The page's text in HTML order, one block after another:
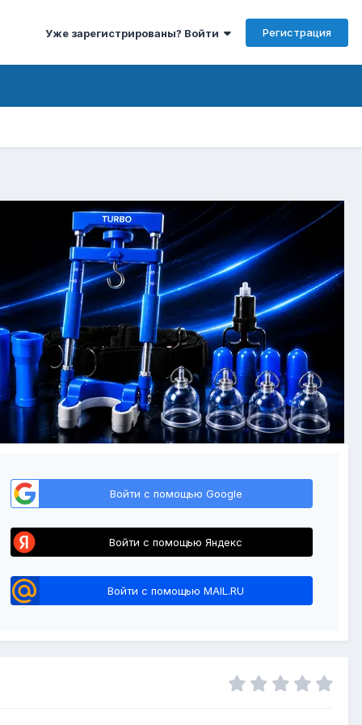
Уже зарегистрированы? Войти Регистрация
Войти с помощью Google
Войти с помощью Яндекс
Войти с помощью MAIL.RU